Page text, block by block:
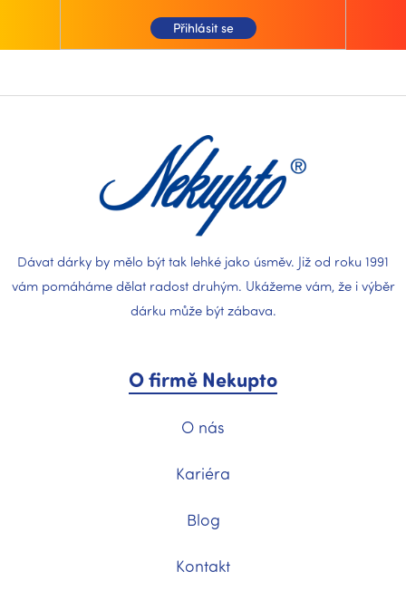
i
s
u
Přihlásit se
Z
p
Dávat dárky by mělo být tak lehké jako úsměv. Již od roku 1991
vám pomáháme dělat radost druhým. Ukážeme vám, že i výběr
dárku může být zábava.
O firmě Nekupto
O nás
Kariéra
Blog
Kontakt